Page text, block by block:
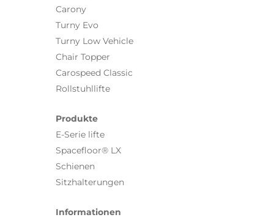
Carony
Turny Evo
Turny Low Vehicle
Chair Topper
Carospeed Classic
Rollstuhllifte
Produkte
E-Serie lifte
Spacefloor® LX
Schienen
Sitzhalterungen
Informationen